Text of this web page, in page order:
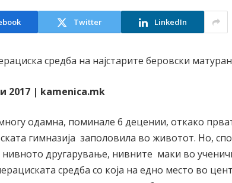
Twitter LinkedIn
2017 | kamenica.mk
одамна, поминале 6 децении, откако
гимназија заполовила во животот. Но,
нивното другарување, нивните маки во
средба со која на едно место во